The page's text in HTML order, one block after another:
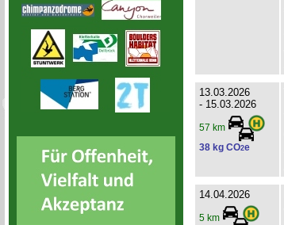
13.03.2026
- 15.03.2026
57 km
38 kg CO2e
14.04.2026
5 km